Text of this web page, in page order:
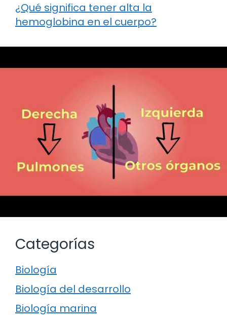
¿Qué significa tener alta la
hemoglobina en el cuerpo?
Categorías
Biología
Biología del desarrollo
Biología marina